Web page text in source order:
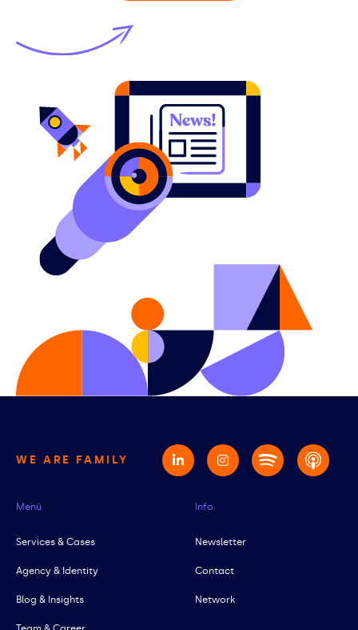
WE ARE FAMILY
Menü
Services & Cases
Agency & Identity
Blog & Insights
Info
Newsletter
Contact
Network